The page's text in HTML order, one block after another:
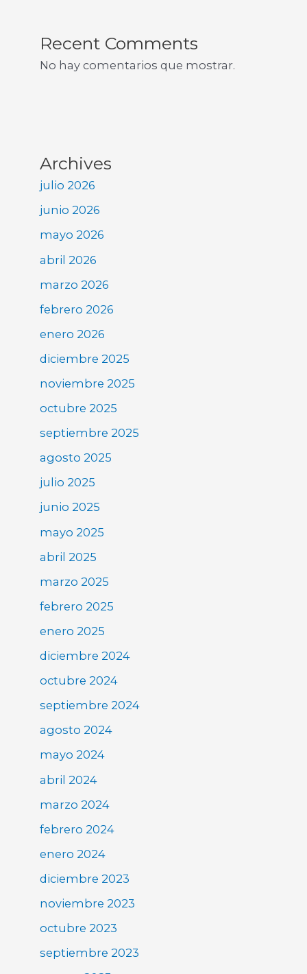
Recent Comments
No hay comentarios que mostrar.
Archives
julio 2026
junio 2026
mayo 2026
abril 2026
marzo 2026
febrero 2026
enero 2026
diciembre 2025
noviembre 2025
octubre 2025
septiembre 2025
agosto 2025
julio 2025
junio 2025
mayo 2025
abril 2025
marzo 2025
febrero 2025
enero 2025
diciembre 2024
octubre 2024
septiembre 2024
agosto 2024
mayo 2024
abril 2024
marzo 2024
febrero 2024
enero 2024
diciembre 2023
noviembre 2023
octubre 2023
septiembre 2023